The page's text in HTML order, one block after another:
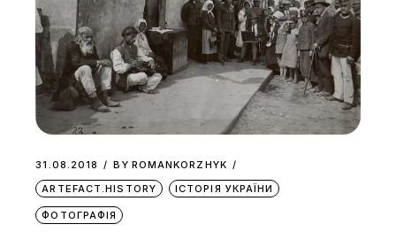
31.08.2018 BY ROMANKORZHYK
ARTEFACT.HISTORY
ІСТОРІЯ УКРАЇНИ
ФОТОГРАФІЯ